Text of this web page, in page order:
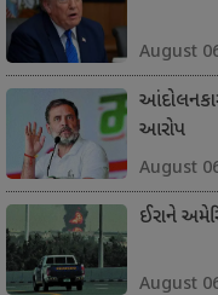
August
આરોપ
August
ઈરાને
August